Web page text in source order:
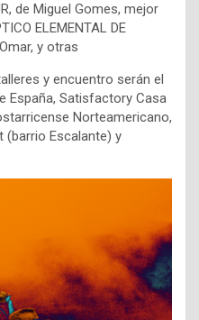
de Miguel Gomes, mejor
ELEMENTAL DE
y otras
y encuentro serán el
España, Satisfactory Casa
Norteamericano,
(barrio Escalante) y